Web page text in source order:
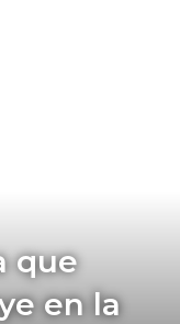
que
en la